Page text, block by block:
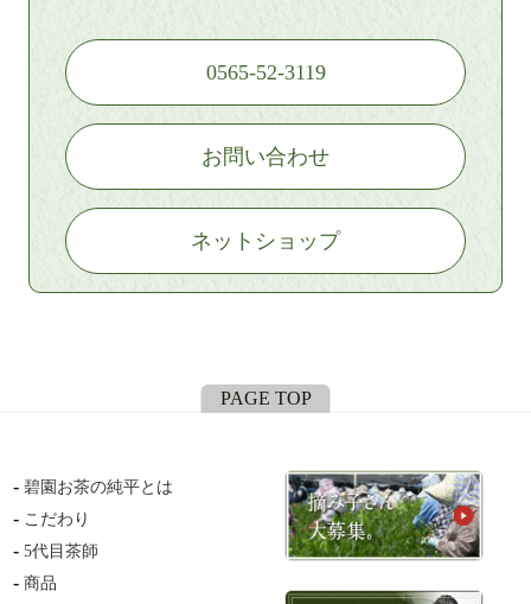
0565-52-3119
お問い合わせ
ネットショップ
PAGE TOP
碧園お茶の純平とは
こだわり
5代目茶師
商品